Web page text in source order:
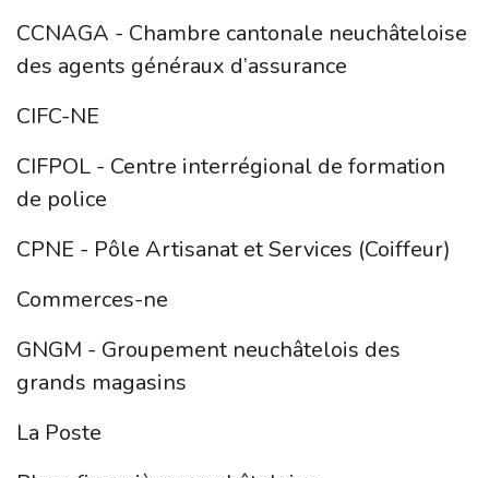
CCNAGA - Chambre cantonale neuchâteloise
des agents généraux d’assurance
CIFC-NE
CIFPOL - Centre interrégional de formation
de police
CPNE - Pôle Artisanat et Services (Coiffeur)
Commerces-ne
GNGM - Groupement neuchâtelois des
grands magasins
La Poste